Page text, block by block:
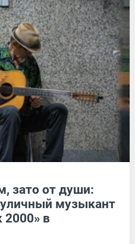
зато от души:
уличный музыкант
2000» в